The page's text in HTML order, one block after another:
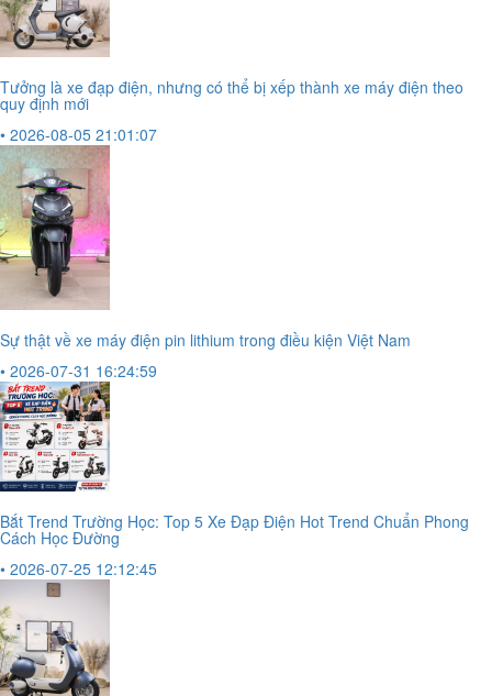
Tưởng là xe đạp điện, nhưng có thể bị xếp thành xe máy điện theo
quy định mới
• 2026-08-05 21:01:07
Sự thật về xe máy điện pin lithium trong điều kiện Việt Nam
• 2026-07-31 16:24:59
Bắt Trend Trường Học: Top 5 Xe Đạp Điện Hot Trend Chuẩn Phong
Cách Học Đường
• 2026-07-25 12:12:45